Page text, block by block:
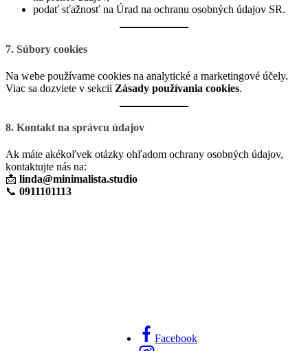
podať sťažnosť na Úrad na ochranu osobných údajov SR.
7. Súbory cookies
Na webe používame cookies na analytické a marketingové účely.
Viac sa dozviete v sekcii Zásady používania cookies.
8. Kontakt na správcu údajov
Ak máte akékoľvek otázky ohľadom ochrany osobných údajov,
kontaktujte nás na:
📩 linda@minimalista.studio
📞 0911101113
Facebook